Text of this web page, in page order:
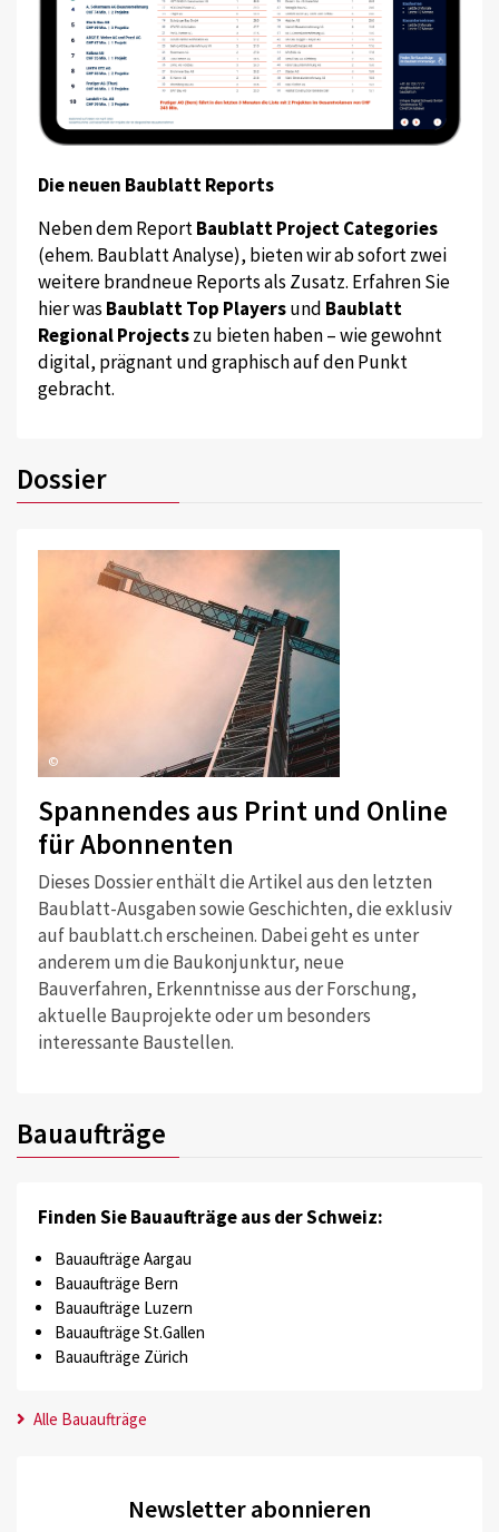
Die neuen Baublatt Reports
Neben dem ReportBaublatt Project Categories
(ehem. Baublatt Analyse), bieten wir ab sofort zwei
weitere brandneue Reports als Zusatz. Erfahren Sie
hier was Baublatt Top Playersund Baublatt
Regional Projectszu bieten haben – wie gewohnt
digital, prägnant und graphisch auf den Punkt
gebracht.
Dossier
©
Spannendes aus Print und Online
für Abonnenten
Dieses Dossier enthält die Artikel aus den letzten
Baublatt-Ausgaben sowie Geschichten, die exklusiv
auf baublatt.ch erscheinen. Dabei geht es unter
anderem um die Baukonjunktur, neue
Bauverfahren, Erkenntnisse aus der Forschung,
aktuelle Bauprojekte oder um besonders
interessante Baustellen.
Bauaufträge
Finden Sie Bauaufträge aus der Schweiz:
Bauaufträge Aargau
Bauaufträge Bern
Bauaufträge Luzern
Bauaufträge St.Gallen
Bauaufträge Zürich
Alle Bauaufträge
Newsletter abonnieren